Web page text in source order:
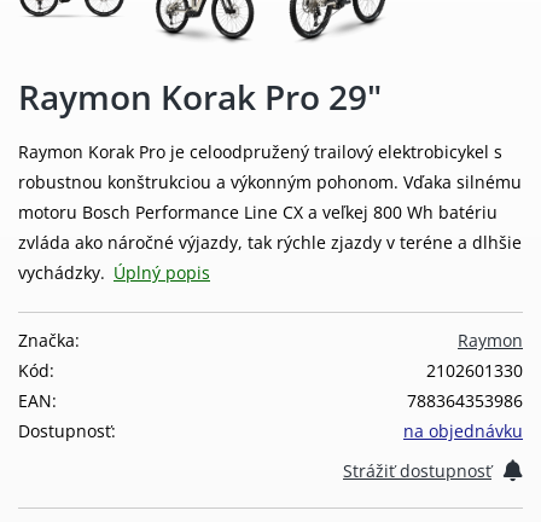
Raymon Korak Pro 29"
Raymon Korak Pro je celoodpružený trailový elektrobicykel s
robustnou konštrukciou a výkonným pohonom. Vďaka silnému
motoru Bosch Performance Line CX a veľkej 800 Wh batériu
zvláda ako náročné výjazdy, tak rýchle zjazdy v teréne a dlhšie
vychádzky. Úplný popis
Raymon
Značka:
2102601330
Kód:
788364353986
EAN:
na objednávku
Dostupnosť:
Strážiť dostupnosť